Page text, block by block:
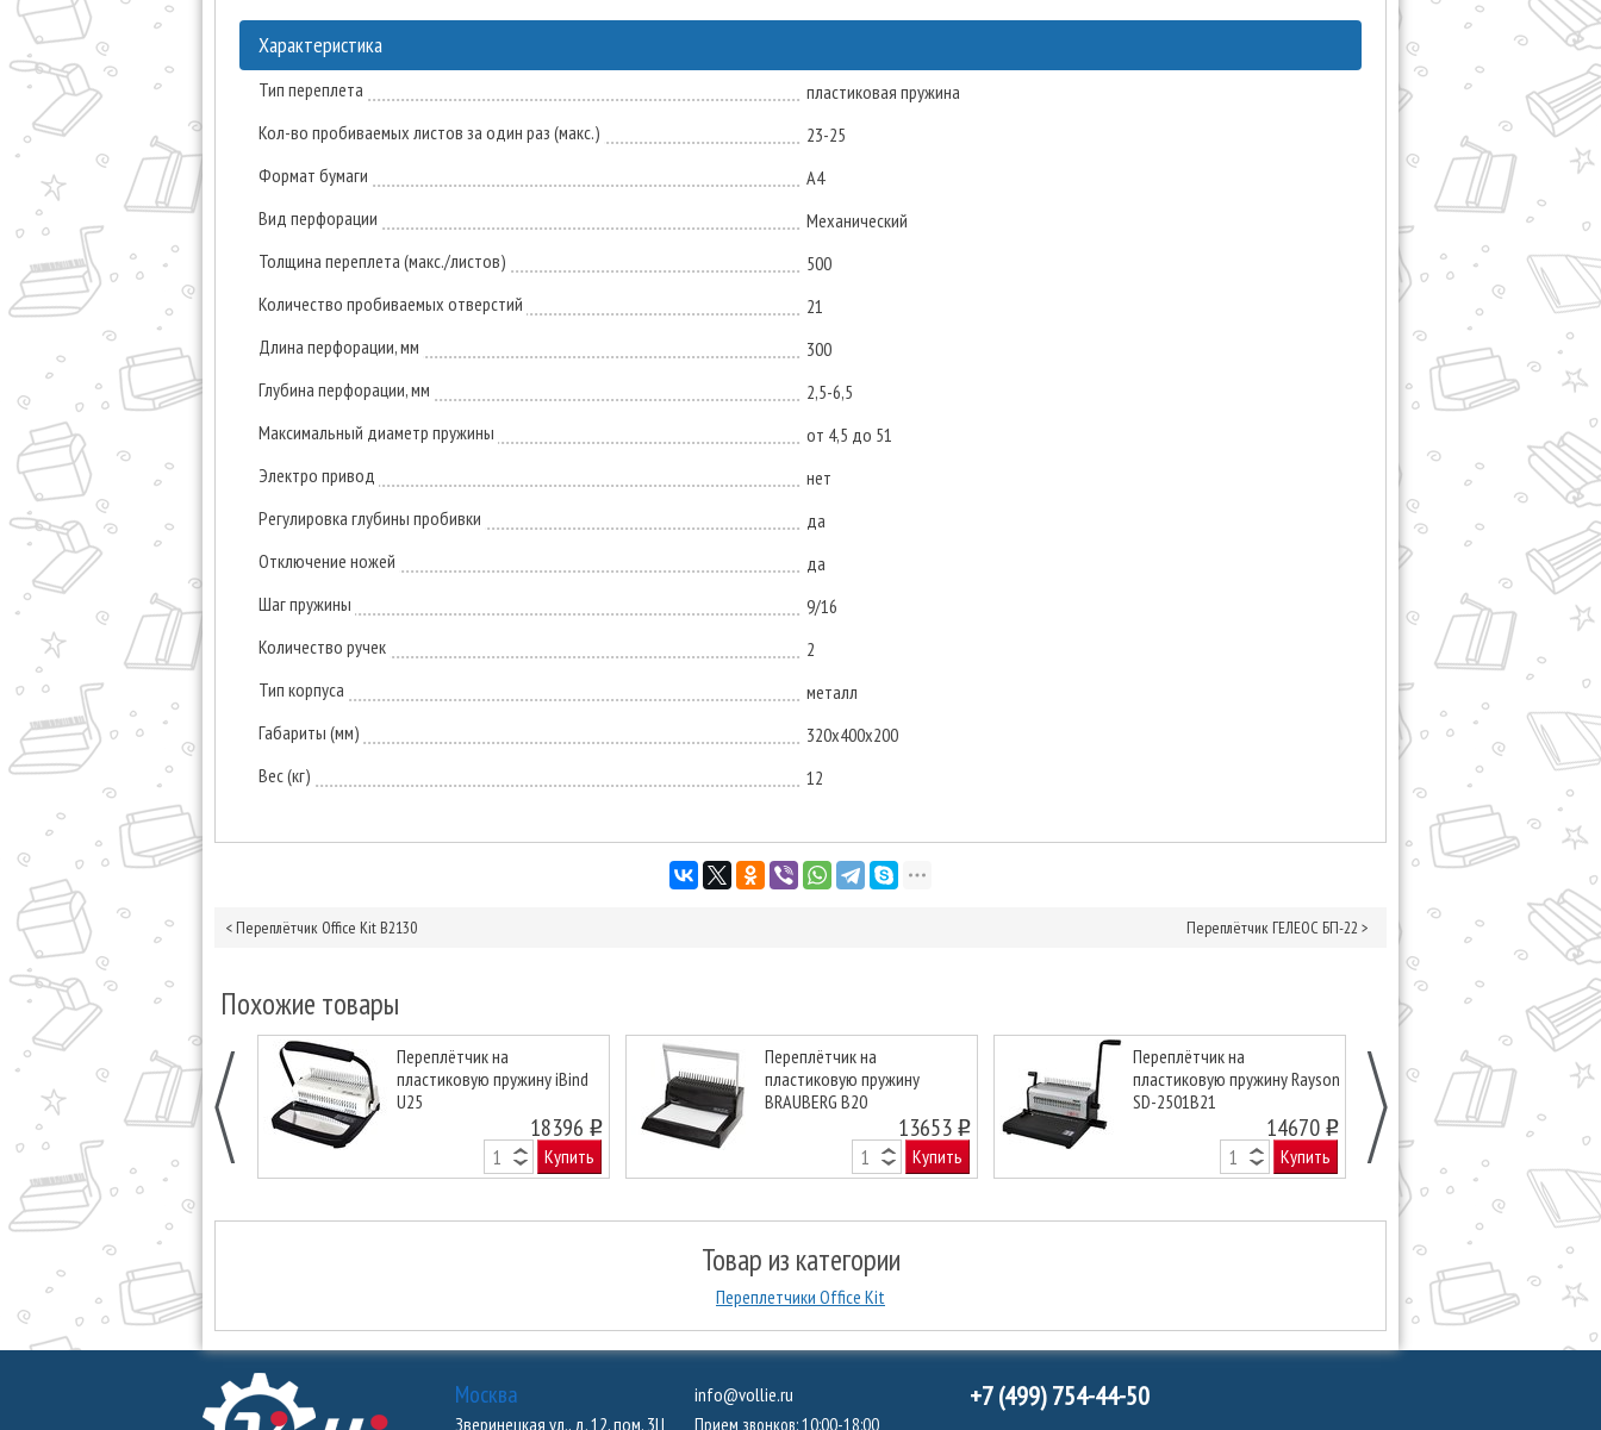
Характеристика
Тип переплета
пластиковая пружина
Кол-во пробиваемых листов за один раз (макс.)
23-25
Формат бумаги
А4
Вид перфорации
Механический
Толщина переплета (макс./листов)
500
Количество пробиваемых отверстий
21
Длина перфорации, мм
300
Глубина перфорации, мм
2,5-6,5
Максимальный диаметр пружины
от 4,5 до 51
Электро привод
нет
Регулировка глубины пробивки
да
Отключение ножей
да
Шаг пружины
9/16
Количество ручек
2
Тип корпуса
металл
Габариты (мм)
320х400х200
Вес (кг)
12
< Переплётчик Office Kit B2130 Переплётчик ГЕЛЕОС БП-22 >
Похожие товары
Переплётчик на
пластиковую пружину iBind
U25
18396 o
Купить
Переплётчик на
пластиковую пружину
BRAUBERG B20
13653 o
Купить
Переплётчик на
пластиковую пружину Rayson
SD-2501B21
14670 o
Купить
Переплётчик
SD-2501A21
Next
Товар из категории
Переплетчики Office Kit
Москва
Зверинецкая ул., д. 12, пом. 3Ц
info@vollie.ru
Прием звонков: 10:00-18:00
+7 (499) 754-44-50